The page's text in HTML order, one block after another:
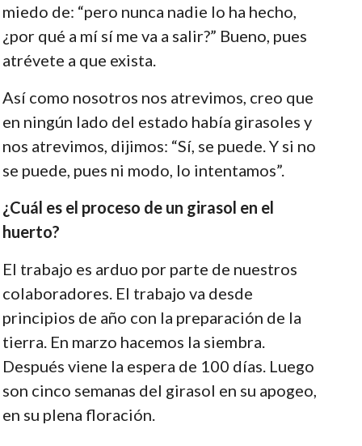
miedo de: “pero nunca nadie lo ha hecho,
¿por qué a mí sí me va a salir?” Bueno, pues
atrévete a que exista.
Así como nosotros nos atrevimos, creo que
en ningún lado del estado había girasoles y
nos atrevimos, dijimos: “Sí, se puede. Y si no
se puede, pues ni modo, lo intentamos”.
¿Cuál es el proceso de un girasol en el
huerto?
El trabajo es arduo por parte de nuestros
colaboradores. El trabajo va desde
principios de año con la preparación de la
tierra. En marzo hacemos la siembra.
Después viene la espera de 100 días. Luego
son cinco semanas del girasol en su apogeo,
en su plena floración.